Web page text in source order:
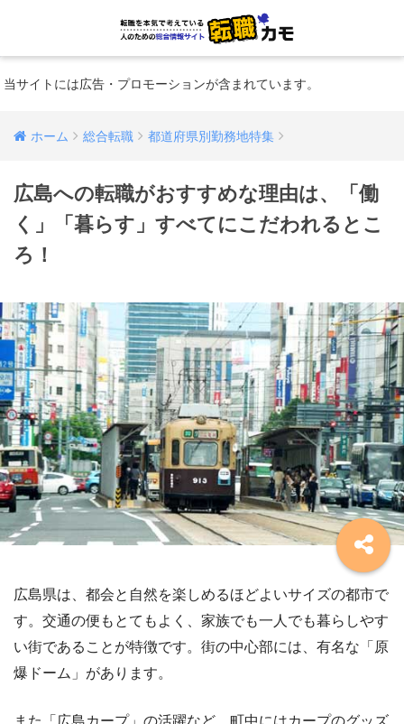
当サイトには広告・プロモーションが含まれています。
ホーム 総合転職 都道府県別勤務地特集
広島への転職がおすすめな理由は、「働
く」「暮らす」すべてにこだわれるとこ
ろ！
広島県は、都会と自然を楽しめるほどよいサイズの都市で
す。交通の便もとてもよく、家族でも一人でも暮らしやす
い街であることが特徴です。街の中心部には、有名な「原
爆ドーム」があります。
また「広島カープ」の活躍など、町中にはカープのグッズ